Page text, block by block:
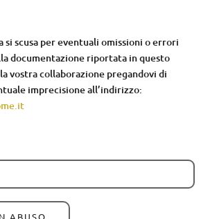
si scusa per eventuali omissioni o errori
documentazione riportata in questo
vostra collaborazione pregandovi di
imprecisione all’indirizzo: